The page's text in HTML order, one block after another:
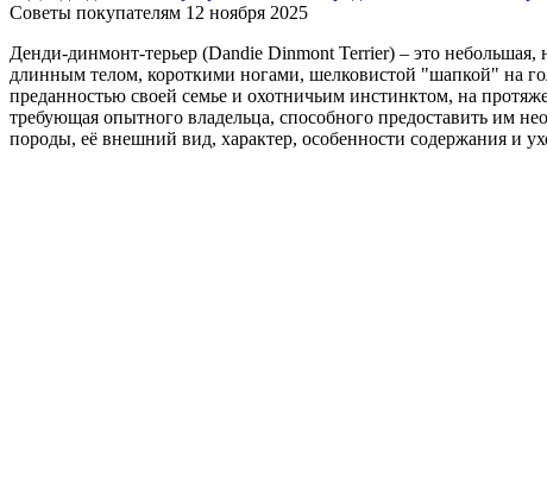
Советы покупателям 12 ноября 2025
Денди-динмонт-терьер (Dandie Dinmont Terrier) – это
длинным телом, короткими ногами, шелковистой "шапкой" на
преданностью своей семье и охотничьим инстинктом, на
требующая опытного владельца, способного предоставить им
породы, её внешний вид, характер, особенности содержания и